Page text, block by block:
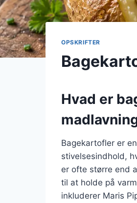
OPSKRIFTER
Hvad er
Bagekartofler er
stivelsesindhold,
er ofte større end
til at holde på
inkluderer Maris